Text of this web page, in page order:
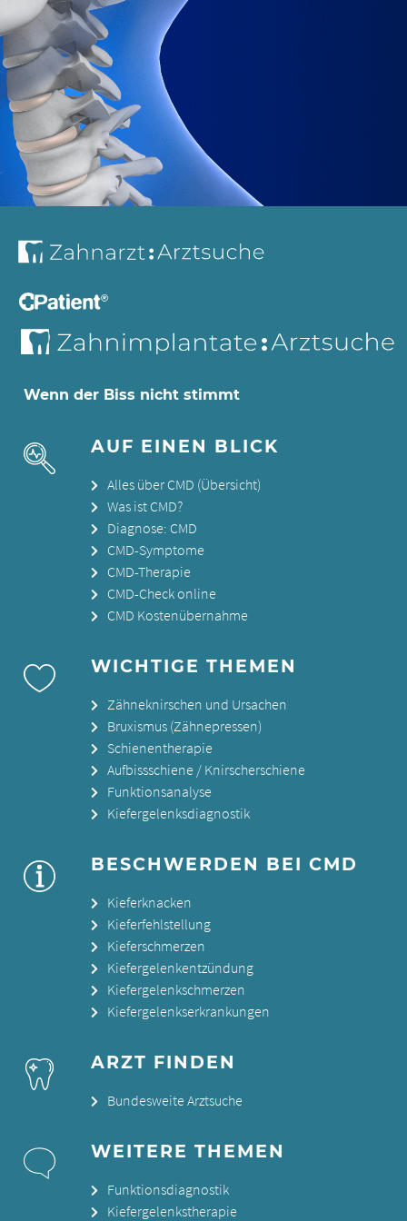
Wenn der Biss nicht stimmt
AUF EINEN BLICK
Alles über CMD (Übersicht)
Was ist CMD?
Diagnose: CMD
CMD-Symptome
CMD-Therapie
CMD-Check online
CMD Kostenübernahme
WICHTIGE THEMEN
Zähneknirschen und Ursachen
Bruxismus (Zähnepressen)
Schienentherapie
Aufbissschiene / Knirscherschiene
Funktionsanalyse
Kiefergelenksdiagnostik
BESCHWERDEN BEI CMD
Kieferknacken
Kieferfehlstellung
Kieferschmerzen
Kiefergelenkentzündung
Kiefergelenkschmerzen
Kiefergelenkserkrankungen
ARZT FINDEN
Bundesweite Arztsuche
WEITERE THEMEN
Funktionsdiagnostik
Kiefergelenkstherapie